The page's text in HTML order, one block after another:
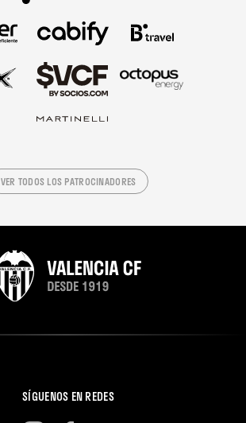
VER TODOS LOS PATROCINADORES
SÍGUENOS EN REDES